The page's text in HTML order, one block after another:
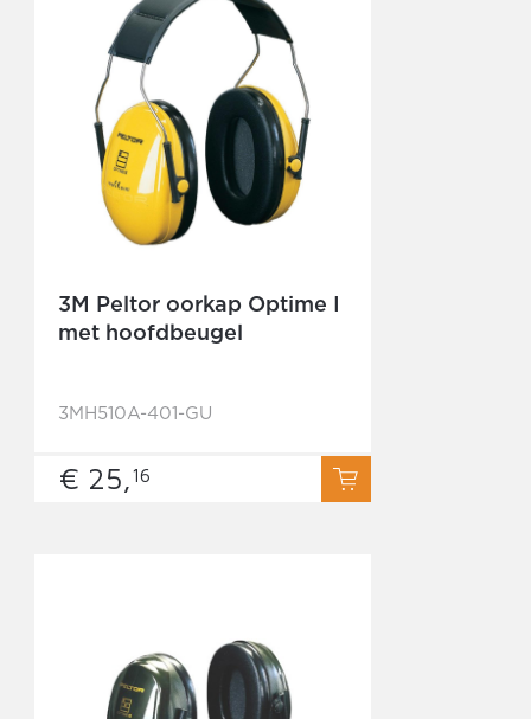
3M Peltor oorkap Optime I
met hoofdbeugel
3MH510A-401-GU
€ 25, 16